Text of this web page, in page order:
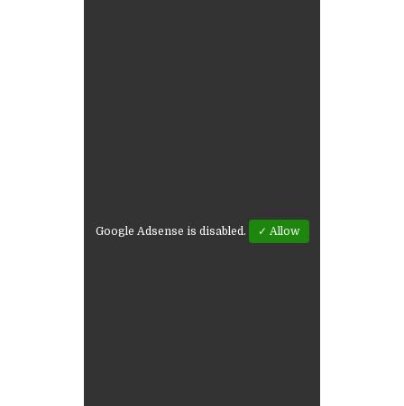
Google Adsense is disabled. ✓ Allow